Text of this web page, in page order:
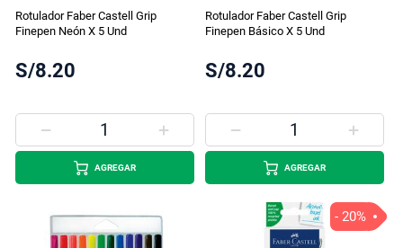
Rotulador Faber Castell Grip
Finepen Neón X 5 Und
S/8.20
AGREGAR
Rotulador Faber Castell Grip
Finepen Básico X 5 Und
S/8.20
AGREGAR
- 20%